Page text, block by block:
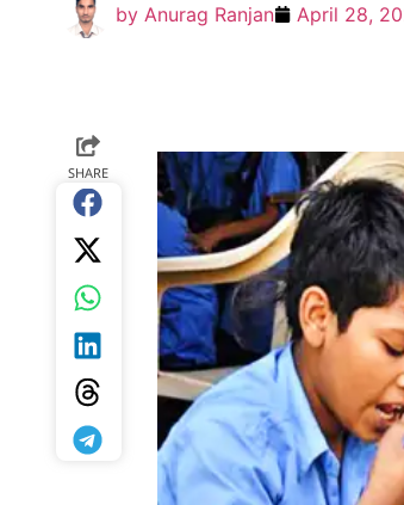
by Anurag Ranjan April 28,
SHARE